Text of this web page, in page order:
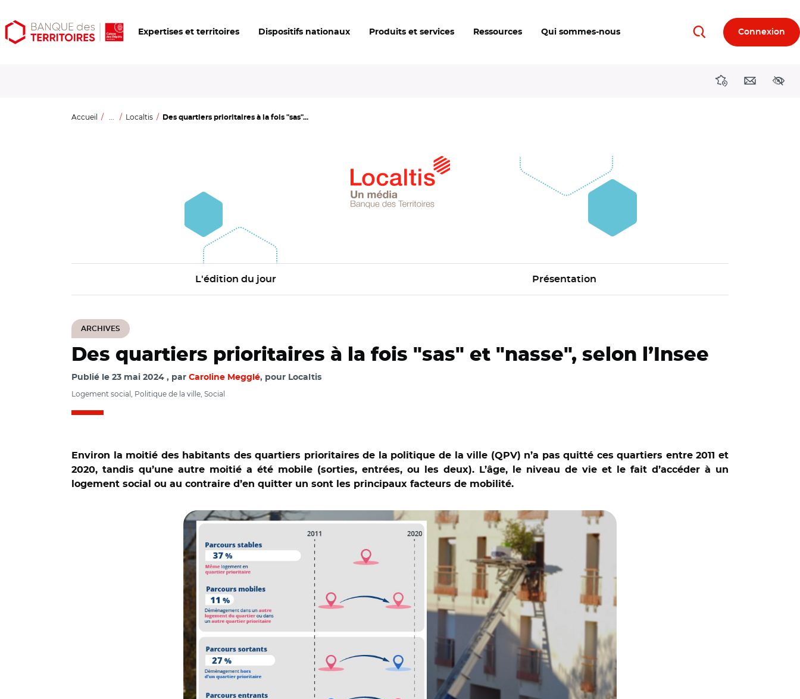
Aller
au
Aller
au
Ouvrir
les
Expertises et territoires Dispositifs nationaux Produits et services Ressources Qui sommes-nous RechercherConnexion
DirectionsContact
Accueil ... Localtis Des quartiers prioritaires à la fois "sas"...
L'édition du jour Présentation
ARCHIVES
Des quartiers prioritaires à la fois "sas" et "nasse", selon l’Insee
Publié le 23 mai 2024 par Caroline Megglé, pour Localtis
Logement social, Politique de la ville, Social
Environ la moitié des habitants des quartiers prioritaires de la politique de la ville (QPV) n’a pas quitté ces quartiers entre 2011 et
2020, tandis qu’une autre moitié a été mobile (sorties, entrées, ou les deux). L’âge, le niveau de vie et le fait d’accéder à un
logement social ou au contraire d’en quitter un sont les principaux facteurs de mobilité.